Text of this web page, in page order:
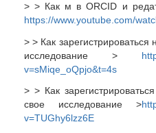
> > Как м в ORCID и
https://www.youtube.com/
> > Как
исследование >
v=sMiqe_oQpjo&t=4s
> > Как
свое исследование >
v=TUGhy6lzz6E